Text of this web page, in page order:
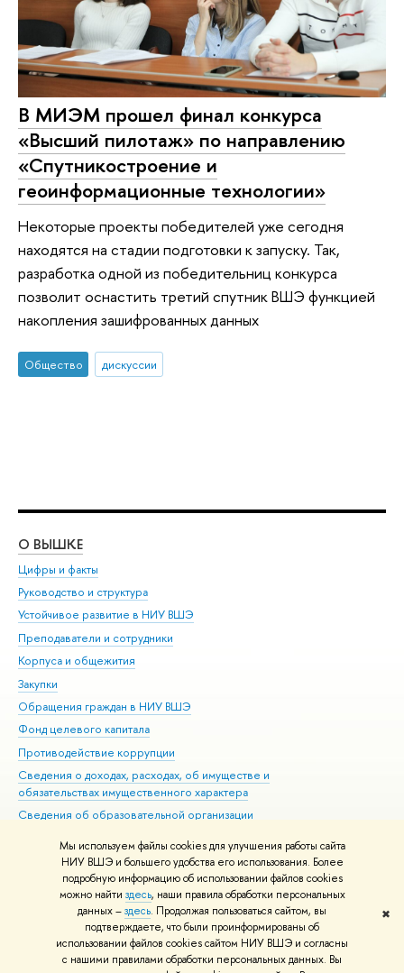
Мы используем файлы cookies для улучшения работы сайта
НИУ ВШЭ и большего удобства его использования. Более
подробную информацию об использовании файлов cookies
можно найти здесь, наши правила обработки персональных
данных –здесь. Продолжая пользоваться сайтом, вы
подтверждаете, что были проинформированы об
использовании файлов cookies сайтом НИУ ВШЭ и согласны
с нашими правилами обработки персональных данных. Вы
✖
В МИЭМ прошел финал конкурса
«Высший пилотаж» по направлению
«Спутникостроение и
геоинформационные технологии»
Некоторые проекты победителей уже сегодня
находятся на стадии подготовки к запуску. Так,
разработка одной из победительниц конкурса
позволит оснастить третий спутник ВШЭ функцией
накопления зашифрованных данных
Общество дискуссии
О ВЫШКЕ
Цифры и факты
Руководство и структура
Устойчивое развитие в НИУ ВШЭ
Преподаватели и сотрудники
Корпуса и общежития
Закупки
Обращения граждан в НИУ ВШЭ
Фонд целевого капитала
Противодействие коррупции
Сведения о доходах, расходах, об имуществе и
обязательствах имущественного характера
Сведения об образовательной организации
Людям с ограниченными возможностями здоровья
Единая платежная страница
Работа в Вышке
© НИУ ВШЭ 1993–2026 Адреса и контакты Условия использования
материалов Политика конфиденциальности Карта сайта